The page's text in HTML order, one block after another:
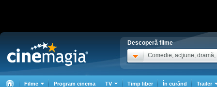
Descoperă filme
Comedie, acţiune, dramă,
Filme Program cinema TV Timp liber În curând Trailer